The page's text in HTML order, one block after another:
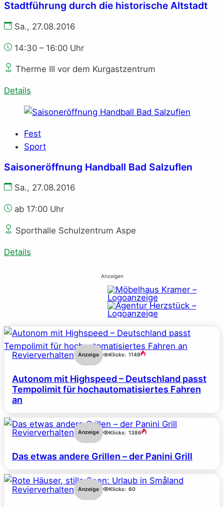
Stadtführung durch die historische Altstadt
Sa., 27.08.2016
14:30 – 16:00 Uhr
Therme III vor dem Kurgastzentrum
Details
Fest
Sport
Saisoneröffnung Handball Bad Salzuflen
Sa., 27.08.2016
ab 17:00 Uhr
Sporthalle Schulzentrum Aspe
Details
Anzeigen
Revierverhalten Anzeige Klicks: 1148
Autonom mit Highspeed – Deutschland passt
Tempolimit für hochautomatisiertes Fahren
an
Revierverhalten Anzeige Klicks: 1386
Das etwas andere Grillen – der Panini Grill
Revierverhalten Anzeige Klicks: 60